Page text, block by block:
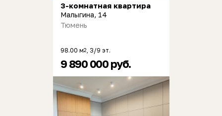
3-комнатная квартира
Малыгина, 14
Тюмень
98.00 м2 , 3/9 эт.
9 890 000 руб.